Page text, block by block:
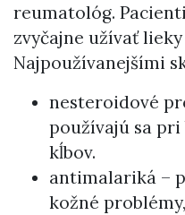
reumatológ.
zvyčajne užívať
Najpoužívanejšími
nesteroidové
používajú sa
kĺbov.
antimalariká –
kožné